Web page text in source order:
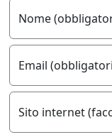
Nome
Email
Sito internet